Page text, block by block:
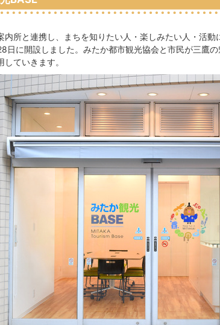
内所と連携し、まちを知りたい人・楽しみたい人・活動
日に開設しました。みたか都市観光協会と市民が三鷹
していきます。